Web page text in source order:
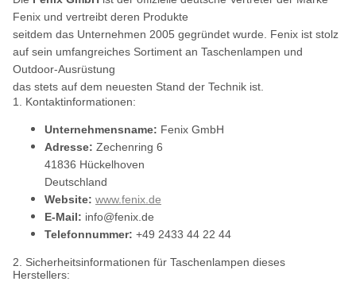
Fenix und vertreibt deren Produkte
seitdem das Unternehmen 2005 gegründet wurde. Fenix ist stolz
auf sein umfangreiches Sortiment an Taschenlampen und
Outdoor-Ausrüstung
das stets auf dem neuesten Stand der Technik ist.
1. Kontaktinformationen:
Unternehmensname: Fenix GmbH
Adresse: Zechenring 6
41836 Hückelhoven
Deutschland
Website: www.fenix.de
E-Mail: info@fenix.de
Telefonnummer: +49 2433 44 22 44
2. Sicherheitsinformationen für Taschenlampen dieses
Herstellers: